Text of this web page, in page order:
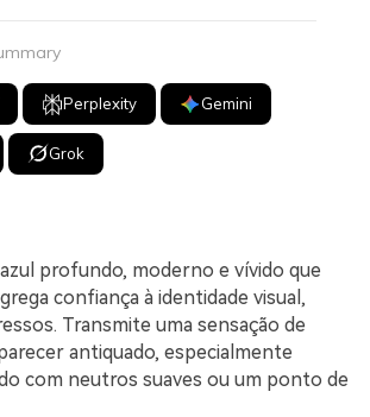
Perplexity Gemini
Grok
profundo, moderno e vívido que
confiança à identidade visual,
Transmite uma sensação de
antiquado, especialmente
com neutros suaves ou um ponto de